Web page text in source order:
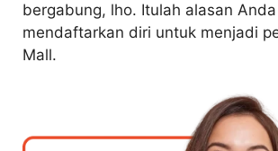
bergabung, lho. Itulah alasan
mendaftarkan diri untuk menjadi
Mall.